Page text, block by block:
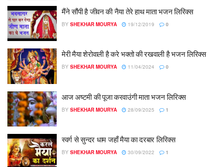
मैंने सौंपी है जीवन की नैया तेरे हाथ माता भजन लिरिक्स
BY SHEKHAR MOURYA 19/12/2019 0
मेरी मैया शेरोवाली है करे भक्तो की रखवाली है भजन लिरिक्स
BY SHEKHAR MOURYA 11/04/2024 0
आज अष्टमी की पूजा करवाउंगी माता भजन लिरिक्स
BY SHEKHAR MOURYA 28/09/2025 1
स्वर्ग से सुन्दर धाम जहाँ मैया का दरबार लिरिक्स
BY SHEKHAR MOURYA 30/09/2022 1